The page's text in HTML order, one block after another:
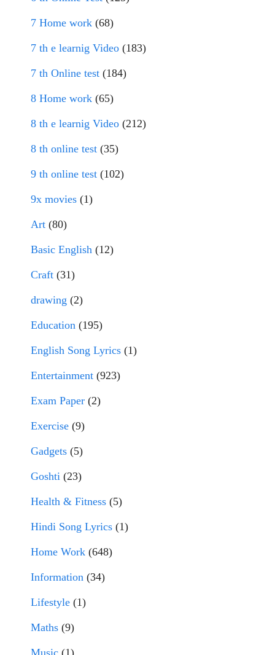
7 Home work (68)
7 th e learnig Video (183)
7 th Online test (184)
8 Home work (65)
8 th e learnig Video (212)
8 th online test (35)
9 th online test (102)
9x movies (1)
Art (80)
Basic English (12)
Craft (31)
drawing (2)
Education (195)
English Song Lyrics (1)
Entertainment (923)
Exam Paper (2)
Exercise (9)
Gadgets (5)
Goshti (23)
Health & Fitness (5)
Hindi Song Lyrics (1)
Home Work (648)
Information (34)
Lifestyle (1)
Maths (9)
Music (1)